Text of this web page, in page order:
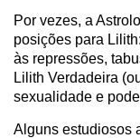
Por vezes, a
posições para
às repressões,
Lilith Verdadeira
sexualidade e
Alguns estudiosos